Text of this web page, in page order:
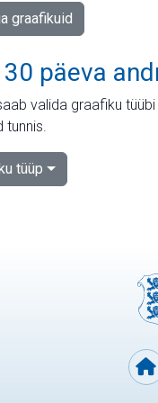
graafikuid
päeva
valida graafiku
tüüp